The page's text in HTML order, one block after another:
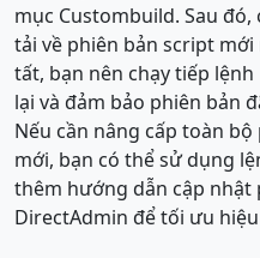
mục Custombuild. Sau đó,
tải về phiên bản script
tất, bạn nên chạy tiếp lệnh
lại và đảm bảo phiên bản
Nếu cần nâng cấp toàn
mới, bạn có thể sử dụng
thêm hướng dẫn cập nhật
DirectAdmin để tối ưu